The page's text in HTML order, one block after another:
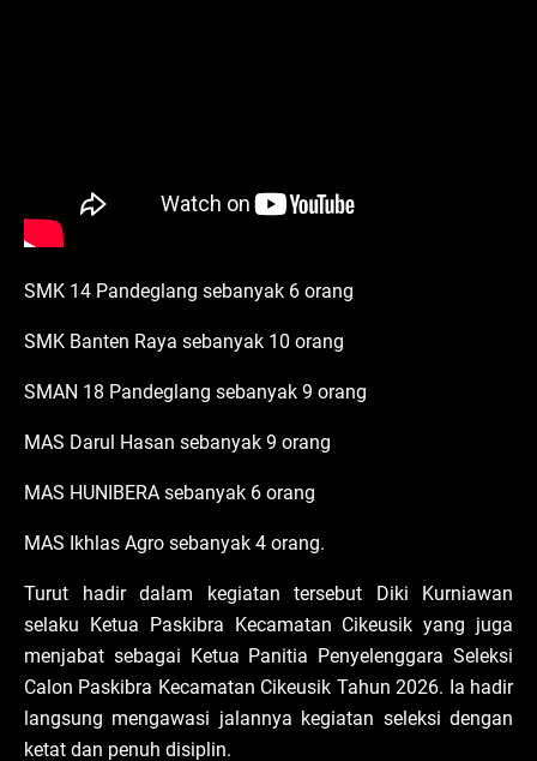
SMK 14 Pandeglang sebanyak 6 orang
SMK Banten Raya sebanyak 10 orang
SMAN 18 Pandeglang sebanyak 9 orang
MAS Darul Hasan sebanyak 9 orang
MAS HUNIBERA sebanyak 6 orang
MAS Ikhlas Agro sebanyak 4 orang.
Turut hadir dalam kegiatan tersebut Diki Kurniawan
selaku Ketua Paskibra Kecamatan Cikeusik yang juga
menjabat sebagai Ketua Panitia Penyelenggara Seleksi
Calon Paskibra Kecamatan Cikeusik Tahun 2026. Ia hadir
langsung mengawasi jalannya kegiatan seleksi dengan
ketat dan penuh disiplin.